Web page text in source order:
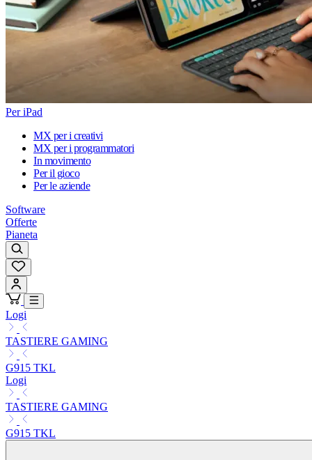
Per iPad
MX per i creativi
MX per i programmatori
In movimento
Per il gioco
Per le aziende
Software
Offerte
Pianeta
Logi
TASTIERE GAMING
G915 TKL
Logi
TASTIERE GAMING
G915 TKL